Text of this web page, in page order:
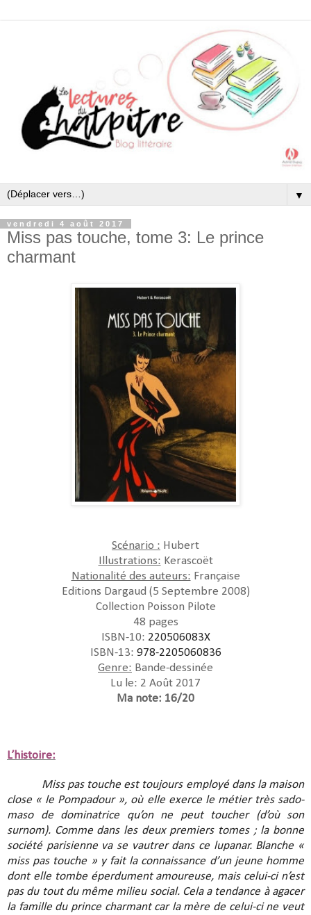
▼
vendredi 4 août 2017
Miss pas touche, tome 3: Le prince
charmant
Scénario : Hubert
Illustrations: Kerascoët
Nationalité des auteurs: Française
Editions Dargaud (5 Septembre 2008)
Collection Poisson Pilote
48 pages
ISBN-10: 220506083X
ISBN-13: 978-2205060836
Genre: Bande-dessinée
Lu le: 2 Août 2017
Ma note: 16/20
L’histoire:
Miss pas touche est toujours employé dans la maison
close « le Pompadour », où elle exerce le métier très sado-
maso de dominatrice qu’on ne peut toucher (d’où son
surnom). Comme dans les deux premiers tomes ; la bonne
société parisienne va se vautrer dans ce lupanar. Blanche «
miss pas touche » y fait la connaissance d’un jeune homme
dont elle tombe éperdument amoureuse, mais celui-ci n’est
pas du tout du même milieu social. Cela a tendance à agacer
la famille du prince charmant car la mère de celui-ci ne veut